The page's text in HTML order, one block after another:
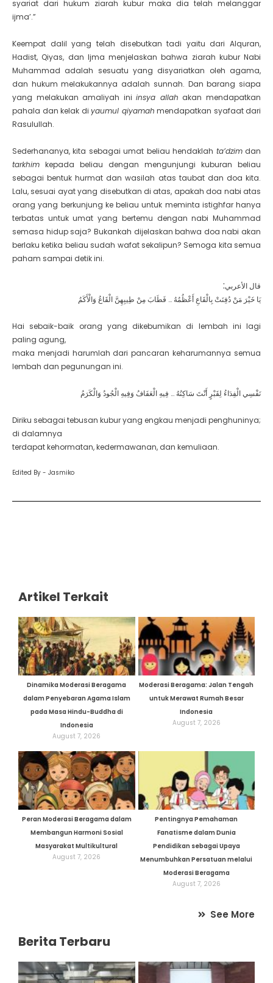
syariat dari hukum ziarah kubur maka dia telah melanggar
ijma’.”
Keempat dalil yang telah disebutkan tadi yaitu dari Alquran,
Hadist, Qiyas, dan Ijma menjelaskan bahwa ziarah kubur Nabi
Muhammad adalah sesuatu yang disyariatkan oleh agama,
dan hukum melakukannya adalah sunnah. Dan barang siapa
yang melakukan amaliyah iniinsya allah akan mendapatkan
pahala dan kelak di yaumul qiyamah mendapatkan syafaat dari
Rasulullah.
Sederhananya, kita sebagai umat beliau hendaklah ta’dzimdan
tarkhim kepada beliau dengan mengunjungi kuburan beliau
sebagai bentuk hurmat dan wasilah atas taubat dan doa kita.
Lalu, sesuai ayat yang disebutkan di atas, apakah doa nabi atas
orang yang berkunjung ke beliau untuk meminta istighfar hanya
terbatas untuk umat yang bertemu dengan nabi Muhammad
semasa hidup saja? Bukankah dijelaskan bahwa doa nabi akan
berlaku ketika beliau sudah wafat sekalipun? Semoga kita semua
paham sampai detik ini.
:قال الأعربي
يَا خَيْرَ مَنْ دُفِنَتْ بِالْقَاعِ أَعْظُمُهُ … فَطَابَ مِنْ طِيبِهِنَّ الْقَاعُ وَالْأَكَمُ
Hai sebaik-baik orang yang dikebumikan di lembah ini lagi
paling agung,
maka menjadi harumlah dari pancaran keharumannya semua
lembah dan pegunungan ini.
نَفْسِي الْفِدَاءُ لِقَبْرٍ أَنْتَ سَاكِنُهُ … فِيهِ الْعَفَافُ وَفِيهِ الْجُودُ وَالْكَرَمُ
Diriku sebagai tebusan kubur yang engkau menjadi penghuninya;
di dalamnya
terdapat kehormatan, kedermawanan, dan kemuliaan.
Edited By - Jasmiko
Artikel Terkait
Dinamika Moderasi Beragama
dalam Penyebaran Agama Islam
pada Masa Hindu-Buddha di
Indonesia
August 7, 2026
Moderasi Beragama: Jalan Tengah
untuk Merawat Rumah Besar
Indonesia
August 7, 2026
Peran Moderasi Beragama dalam
Membangun Harmoni Sosial
Masyarakat Multikultural
August 7, 2026
Pentingnya Pemahaman
Fanatisme dalam Dunia
Pendidikan sebagai Upaya
Menumbuhkan Persatuan melalui
Moderasi Beragama
August 7, 2026
See More
Berita Terbaru